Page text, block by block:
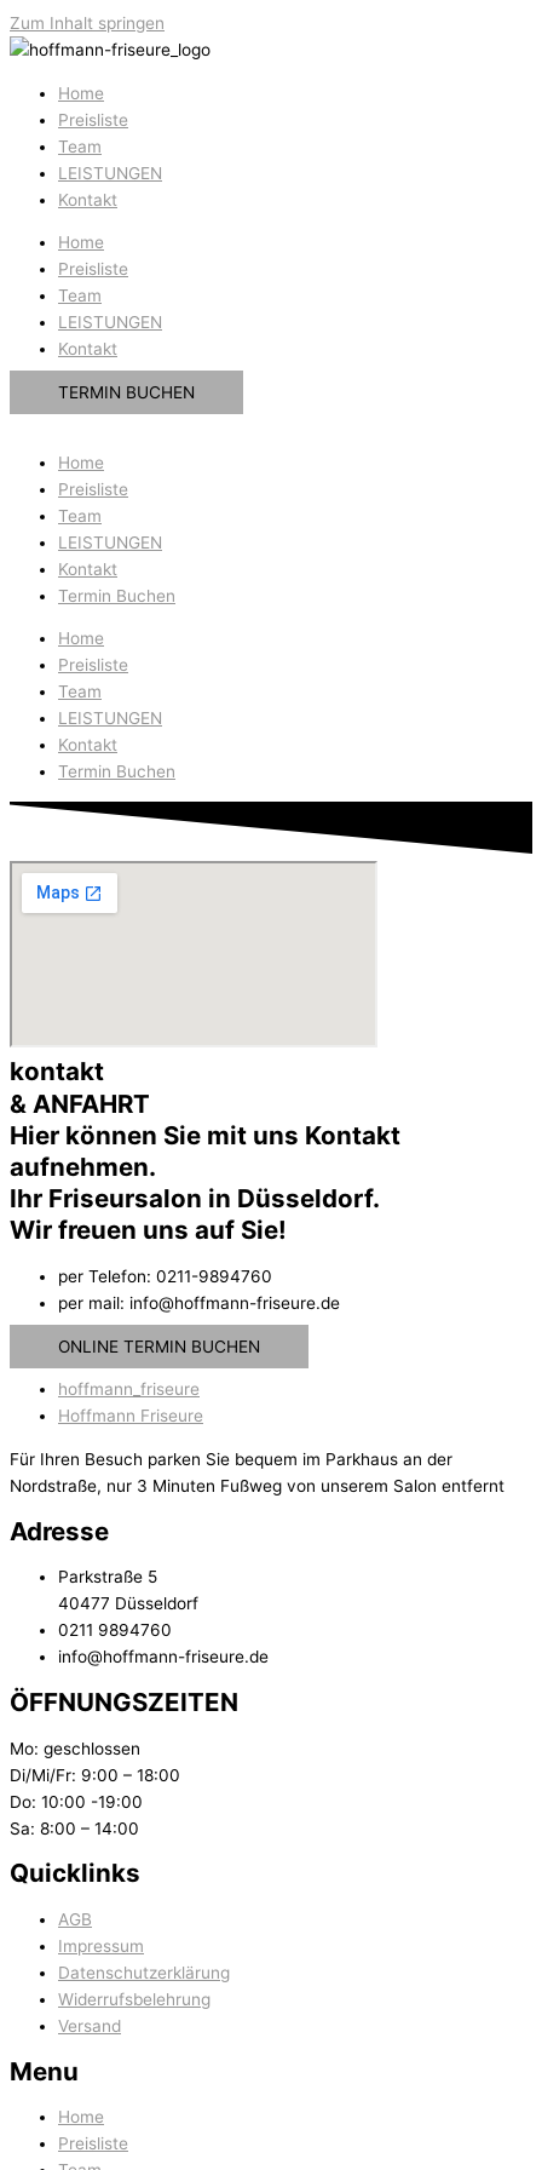
Zum Inhalt springen
Home
Preisliste
Team
LEISTUNGEN
Kontakt
Home
Preisliste
Team
LEISTUNGEN
Kontakt
TERMIN BUCHEN
Home
Preisliste
Team
LEISTUNGEN
Kontakt
Termin Buchen
Home
Preisliste
Team
LEISTUNGEN
Kontakt
Termin Buchen
kontakt
& ANFAHRT
Hier können Sie mit uns Kontakt
aufnehmen.
Ihr Friseursalon in Düsseldorf.
Wir freuen uns auf Sie!
per Telefon: 0211-9894760
per mail: info@hoffmann-friseure.de
ONLINE TERMIN BUCHEN
hoffmann_friseure
Hoffmann Friseure
Für Ihren Besuch parken Sie bequem im Parkhaus an der
Nordstraße, nur 3 Minuten Fußweg von unserem Salon entfernt
Adresse
Parkstraße 5
40477 Düsseldorf
0211 9894760
info@hoffmann-friseure.de
ÖFFNUNGSZEITEN
Mo: geschlossen
Di/Mi/Fr: 9:00 – 18:00
Do: 10:00 -19:00
Sa: 8:00 – 14:00
Quicklinks
AGB
Impressum
Datenschutzerklärung
Widerrufsbelehrung
Versand
Menu
Home
Preisliste